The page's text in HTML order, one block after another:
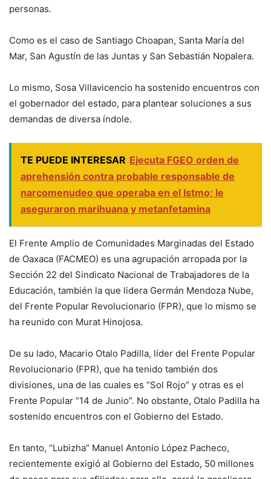
personas.
Como es el caso de Santiago Choapan, Santa María del
Mar, San Agustín de las Juntas y San Sebastián Nopalera.
Lo mismo, Sosa Villavicencio ha sostenido encuentros con
el gobernador del estado, para plantear soluciones a sus
demandas de diversa índole.
TE PUEDE INTERESAR Ejecuta FGEO orden de
aprehensión contra probable responsable de
narcomenudeo que operaba en el Istmo; le
aseguraron marihuana y metanfetamina
El Frente Amplio de Comunidades Marginadas del Estado
de Oaxaca (FACMEO) es una agrupación arropada por la
Sección 22 del Sindicato Nacional de Trabajadores de la
Educación, también la que lidera Germán Mendoza Nube,
del Frente Popular Revolucionario (FPR), que lo mismo se
ha reunido con Murat Hinojosa.
De su lado, Macario Otalo Padilla, líder del Frente Popular
Revolucionario (FPR), que ha tenido también dos
divisiones, una de las cuales es “Sol Rojo” y otras es el
Frente Popular “14 de Junio”. No obstante, Otalo Padilla ha
sostenido encuentros con el Gobierno del Estado.
En tanto, “Lubizha” Manuel Antonio López Pacheco,
recientemente exigió al Gobierno del Estado, 50 millones